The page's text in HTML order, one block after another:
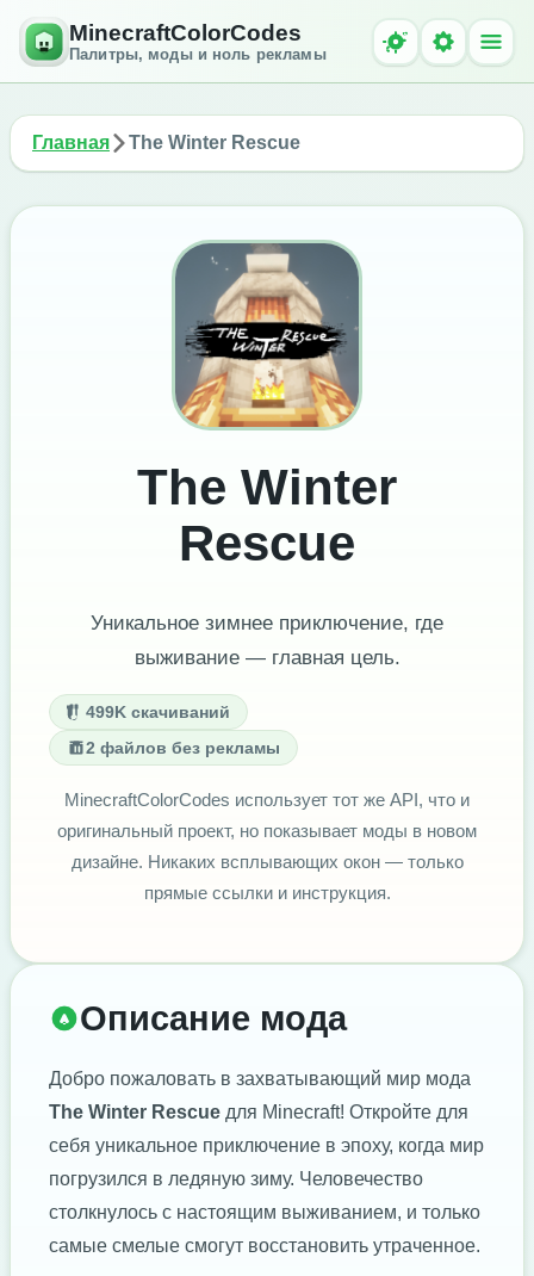
MinecraftColorCodes
Палитры, моды и ноль рекламы
Главная The Winter Rescue
The Winter
Rescue
Уникальное зимнее приключение, где
выживание — главная цель.
499K скачиваний
2 файлов без рекламы
MinecraftColorCodes использует тот же API, что и
оригинальный проект, но показывает моды в новом
дизайне. Никаких всплывающих окон — только
прямые ссылки и инструкция.
Описание мода
Добро пожаловать в захватывающий мир мода
The Winter Rescue для Minecraft! Откройте для
себя уникальное приключение в эпоху, когда мир
погрузился в ледяную зиму. Человечество
столкнулось с настоящим выживанием, и только
самые смелые смогут восстановить утраченное.